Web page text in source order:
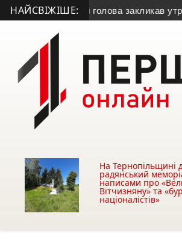
НАЙСВІЖІШЕ:
• Міський голова закликав
На Тернопільщині
радянський
написами про
Вітчизняну» та
націоналістів»